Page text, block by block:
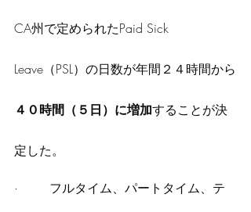
CA州で定められたPaid Sick
Leave（PSL）の日数が年間２４時間から
４０時間（５日）に増加することが決
定した。
·        フルタイム、パートタイム、テ